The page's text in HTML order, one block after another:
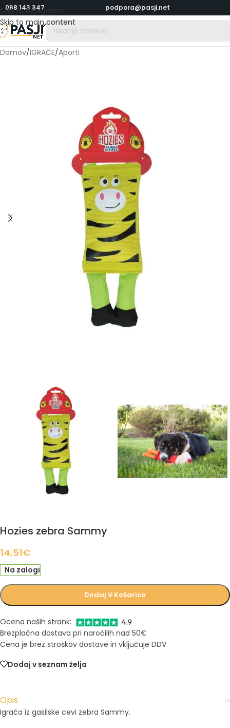
Skip to navigation
Skip to main content
068 143 347 podpora@pasji.net
Domov/IGRAČE/Aporti
Hozies zebra Sammy
14,51€
Na zalogi
Dodaj V Košarico
Ocena naših strank:
Brezplačna dostava pri naročilih nad 50€
Cena je brez stroškov dostave in vključuje DDV
Dodaj v seznam želja
Opis
Igrača iz gasilske cevi zebra Sammy.